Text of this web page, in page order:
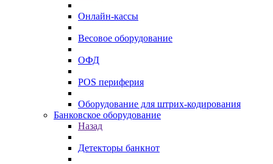
Онлайн-кассы
Весовое оборудование
ОФД
POS периферия
Оборудование для штрих-кодирования
Банковское оборудование
Назад
Детекторы банкнот